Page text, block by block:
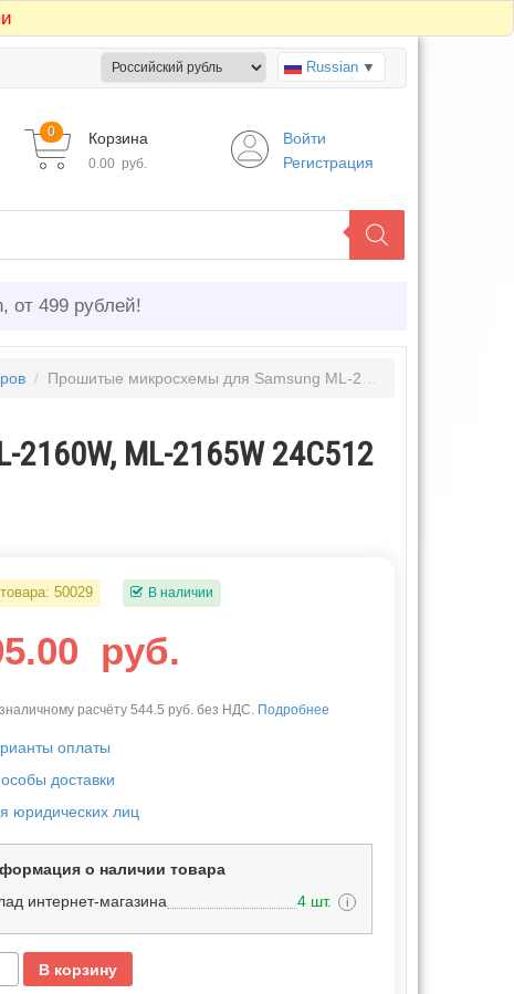
Russian ▼
Корзина
0
0.00 руб.
Войти
Регистрация
от 499 рублей!
/ Прошитые микросхемы для Samsung ML-2160W, ML-2165W 24С512 и 25Q64 (фикс прошивка)
ML-2165W 24С512
50029 В наличии
руб.
расчёту 544.5 руб. без НДС. Подробнее
оплаты
доставки
юридических лиц
о наличии товара
интернет-магазина
4 шт. i
В корзину